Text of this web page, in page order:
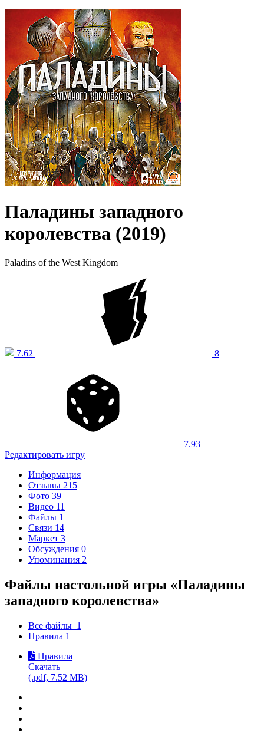
Паладины западного
королевства (2019)
Paladins of the West Kingdom
7.62 8
7.93
Редактировать игру
Информация
Отзывы 215
Фото 39
Видео 11
Файлы 1
Связи 14
Маркет 3
Обсуждения 0
Упоминания 2
Файлы настольной игры «Паладины
западного королевства»
Все файлы 1
Правила 1
Правила
Скачать
(.pdf, 7.52 MB)